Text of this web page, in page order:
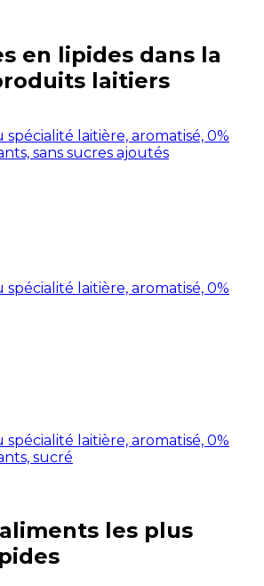
en lipides dans la
laitiers
laitière, aromatisé, 0%
sans sucres ajoutés
laitière, aromatisé, 0%
laitière, aromatisé, 0%
sucré
les plus